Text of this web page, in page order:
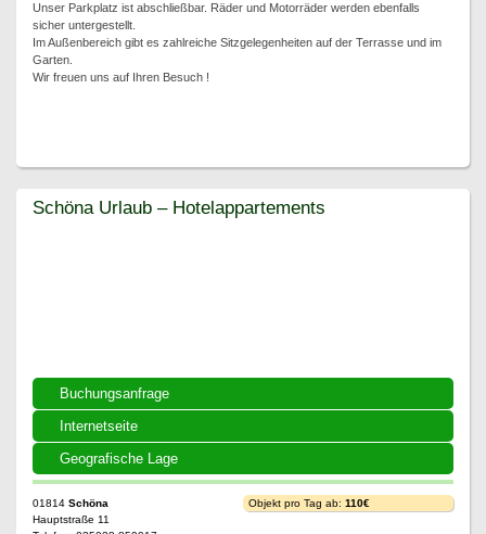
Unser Parkplatz ist abschließbar. Räder und Motorräder werden ebenfalls
sicher untergestellt.
Im Außenbereich gibt es zahlreiche Sitzgelegenheiten auf der Terrasse und im
Garten.
Wir freuen uns auf Ihren Besuch !
Schöna Urlaub – Hotelappartements
Buchungsanfrage
Internetseite
Geografische Lage
Schöna Urlaub – Hotelappartements
01814 Schöna
Hauptstraße 11
Objekt pro Tag ab: 110€